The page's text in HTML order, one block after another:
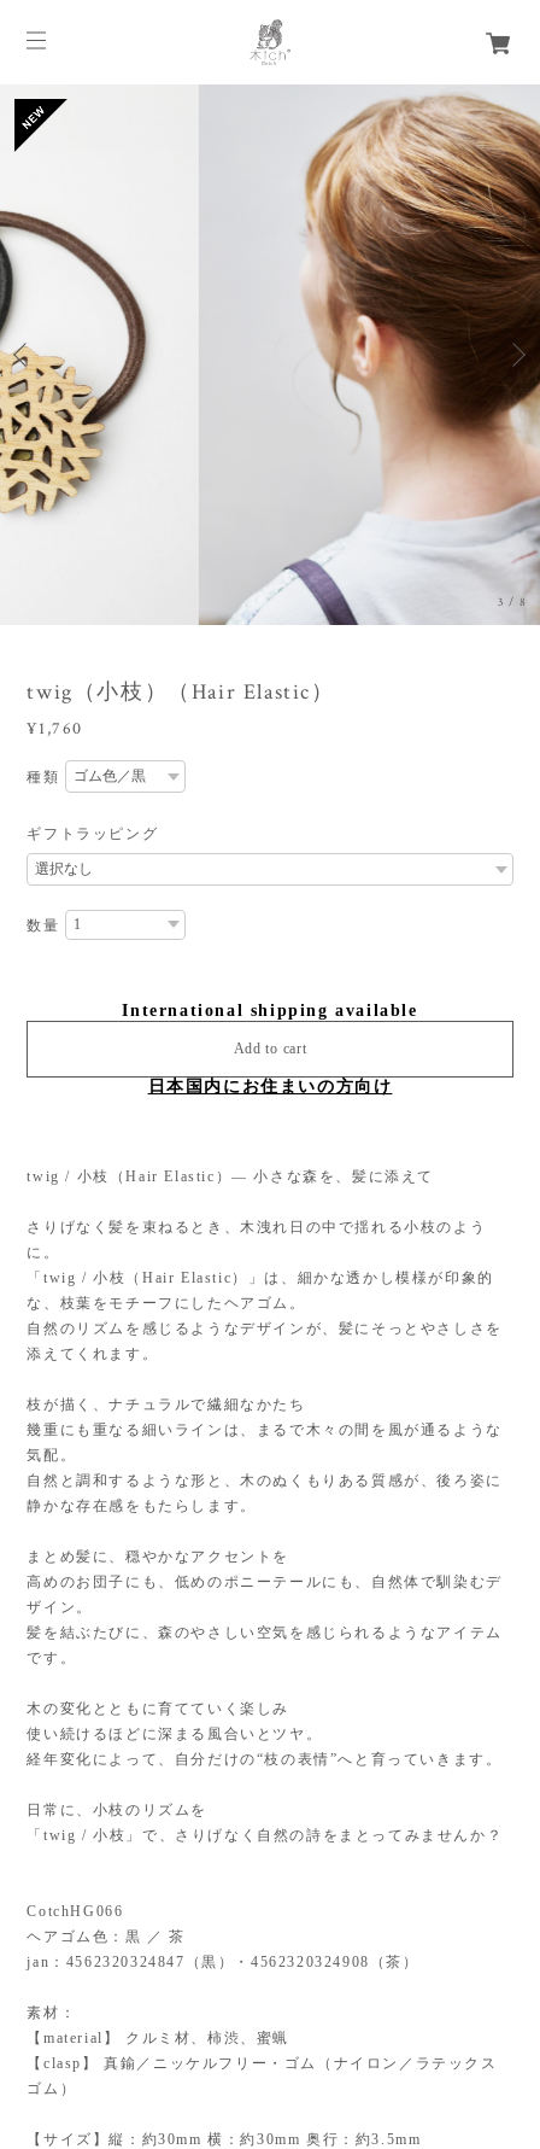
3 /8
twig（小枝）（Hair Elastic）
¥1,760
種類
ギフトラッピング
数量
International shipping available
Add to cart
日本国内にお住まいの方向け
twig / 小枝（Hair Elastic）— 小さな森を、髪に添えて
さりげなく髪を束ねるとき、木洩れ日の中で揺れる小枝のよう
に。
「twig / 小枝（Hair Elastic）」は、細かな透かし模様が印象的
な、枝葉をモチーフにしたヘアゴム。
自然のリズムを感じるようなデザインが、髪にそっとやさしさを
添えてくれます。
枝が描く、ナチュラルで繊細なかたち
幾重にも重なる細いラインは、まるで木々の間を風が通るような
気配。
自然と調和するような形と、木のぬくもりある質感が、後ろ姿に
静かな存在感をもたらします。
まとめ髪に、穏やかなアクセントを
高めのお団子にも、低めのポニーテールにも、自然体で馴染むデ
ザイン。
髪を結ぶたびに、森のやさしい空気を感じられるようなアイテム
です。
木の変化とともに育てていく楽しみ
使い続けるほどに深まる風合いとツヤ。
経年変化によって、自分だけの“枝の表情”へと育っていきます。
日常に、小枝のリズムを
「twig / 小枝」で、さりげなく自然の詩をまとってみませんか？
CotchHG066
ヘアゴム色：黒 ／ 茶
jan：4562320324847（黒）・4562320324908（茶）
素材：
【material】 クルミ材、柿渋、蜜蝋
【clasp】 真鍮／ニッケルフリー・ゴム（ナイロン／ラテックス
ゴム）
【サイズ】縦：約30mm 横：約30mm 奥行：約3.5mm